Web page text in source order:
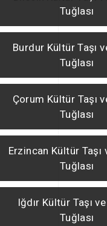
Tuğlası
Burdur Kültür Taşı
Tuğlası
Çorum Kültür Taşı
Tuğlası
Erzincan Kültür Taşı
Tuğlası
Iğdır Kültür Taşı
Tuğlası